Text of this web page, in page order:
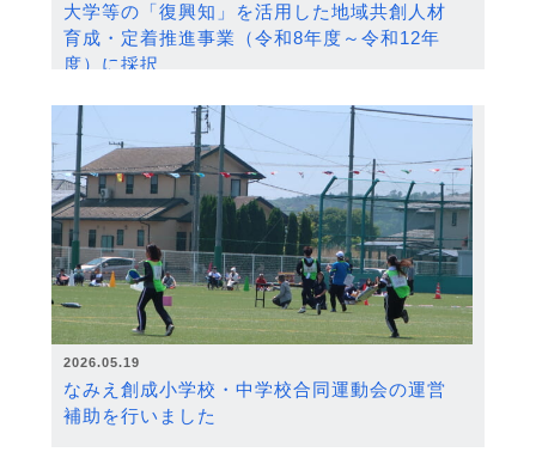
大学等の「復興知」を活用した地域共創人材
育成・定着推進事業（令和8年度～令和12年
度）に採択
2026.05.19
なみえ創成小学校・中学校合同運動会の運営
補助を行いました